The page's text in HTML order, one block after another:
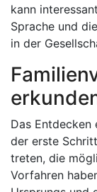
kann
Sprache und
in der
Das Entdecken
der erste
treten, die
Vorfahren